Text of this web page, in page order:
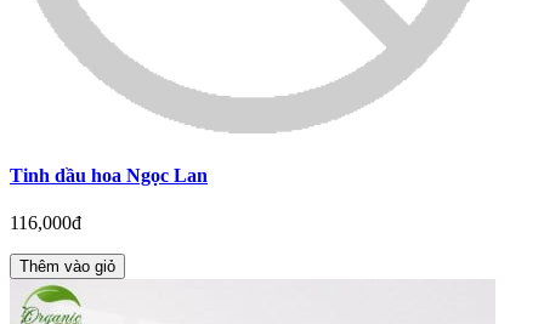
Tinh dầu hoa Ngọc Lan
116,000đ
Thêm vào giỏ